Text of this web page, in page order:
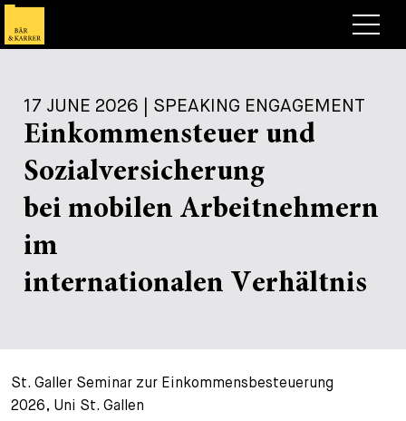
Expertise
Deals & Cases
Corporate News
Insights
Briefing
Publication
Legal Insight
About
Career
Lawyers
Open Positions
+
Apply
EN DE FR
17 JUNE 2026 | SPEAKING ENGAGEMENT
Einkommensteuer und
Sozialversicherung
bei mobilen Arbeitnehmern
im
internationalen Verhältnis
St. Galler Seminar zur Einkommensbesteuerung
2026, Uni St. Gallen